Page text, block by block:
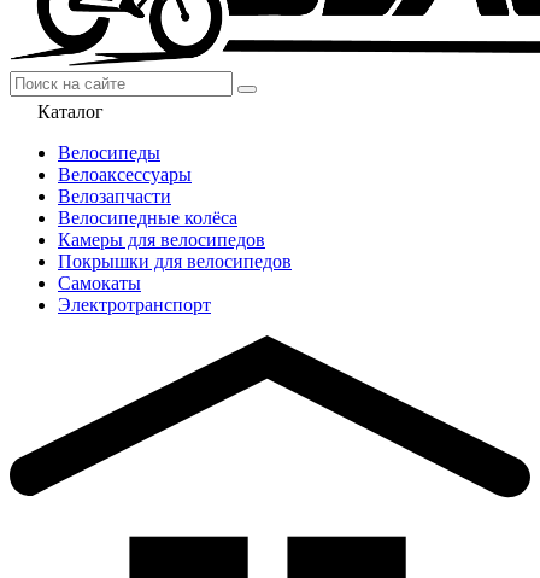
Каталог
Велосипеды
Велоаксессуары
Велозапчасти
Велосипедные колёса
Камеры для велосипедов
Покрышки для велосипедов
Самокаты
Электротранспорт